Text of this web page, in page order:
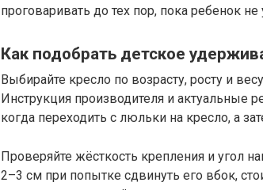
проговаривать до тех пор, пока ребенок не
Как подобрать детское
Выбирайте кресло по возрасту, росту и
Инструкция производителя и актуальные
когда переходить с люльки на кресло, а
Проверяйте жёсткость крепления и угол
2–3 см при попытке сдвинуть его вбок,